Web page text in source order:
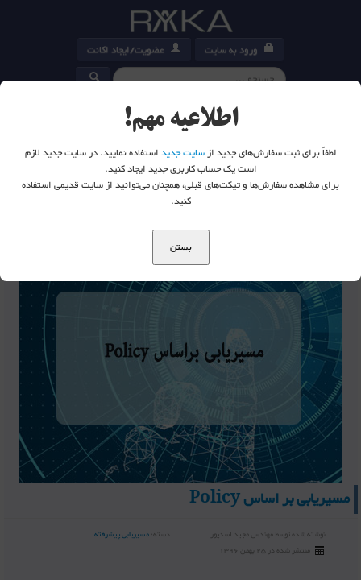
ورود به سایت عضویت/ایجاد اکانت
کارت خرید
شما اینجا هستید:خانه وبلاگ مسیریابی پیشرفته
مسیریابی بر اساس Policy
نوشته شده توسطمهندس مجید اسدپور دسته:مسیریابی پیشرفته
منتشر شده در 25 بهمن 1396
اطلاعیه مهم!
لطفاً برای ثبت سفارش‌های جدید ازسایت جدیداستفاده نمایید. در سایت جدید لازم
است یک حساب کاربری جدید ایجاد کنید.
برای مشاهده سفارش‌ها و تیکت‌های قبلی، همچنان می‌توانید از سایت قدیمی استفاده
کنید.
بستن